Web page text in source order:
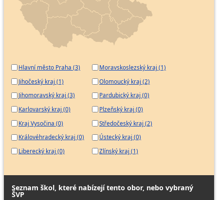
Hlavní město Praha (3)
Jihočeský kraj (1)
Jihomoravský kraj (3)
Karlovarský kraj (0)
Kraj Vysočina (0)
Královéhradecký kraj (0)
Liberecký kraj (0)
Moravskoslezský kraj (1)
Olomoucký kraj (2)
Pardubický kraj (0)
Plzeňský kraj (0)
Středočeský kraj (2)
Ústecký kraj (0)
Zlínský kraj (1)
Seznam škol, které nabízejí tento obor, nebo vybraný
ŠVP